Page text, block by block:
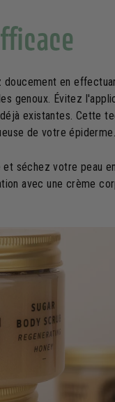
doucement en
genoux. Évitez
existantes. Cette
de votre épiderme.
séchez votre peau
avec une crème